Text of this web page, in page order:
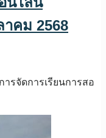
คม 2568
รจัดการเรียนการสอ